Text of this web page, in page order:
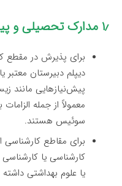
۱٫ مدارک تحصیلی و پیش‌نیازها
برای پذیرش در مقطع
دیپلم دبیرستان معتبر
پیش‌نیازهایی مانند
معمولاً از جمله
سوئیس هستند.
برای مقاطع
کارشناسی یا
یا علوم بهداشتی